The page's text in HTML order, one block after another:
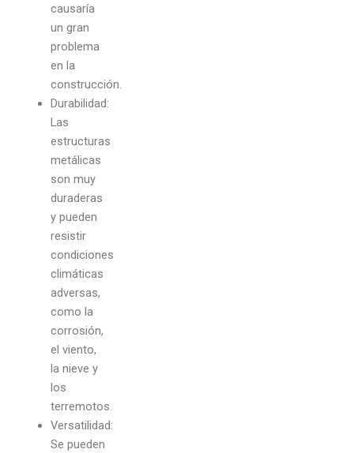
causaría
un gran
problema
en la
construcción.
Durabilidad:
Las
estructuras
metálicas
son muy
duraderas
y pueden
resistir
condiciones
climáticas
adversas,
como la
corrosión,
el viento,
la nieve y
los
terremotos.
Versatilidad:
Se pueden